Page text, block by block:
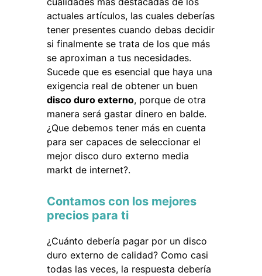
actuales artículos, las cuales deberías
tener presentes cuando debas decidir
si finalmente se trata de los que más
se aproximan a tus necesidades.
Sucede que es esencial que haya una
exigencia real de obtener un buen
disco duro externo, porque de otra
manera será gastar dinero en balde.
¿Que debemos tener más en cuenta
para ser capaces de seleccionar el
mejor disco duro externo media
markt de internet?.
Contamos con los mejores
precios para ti
¿Cuánto debería pagar por un disco
duro externo de calidad? Como casi
todas las veces, la respuesta debería